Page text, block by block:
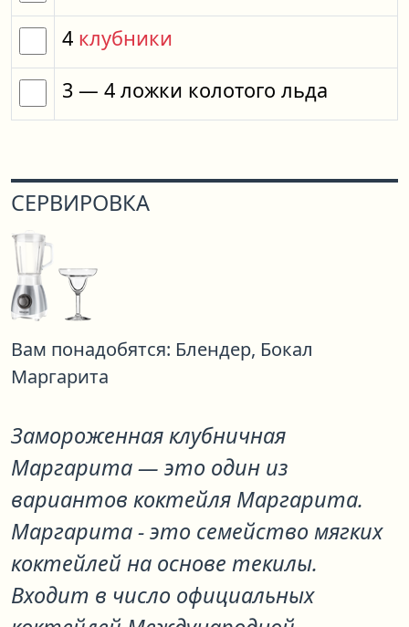
4 клубники
3 — 4 ложки колотого льда
СЕРВИРОВКА
Вам понадобятся: Блендер, Бокал
Маргарита
Замороженная клубничная
Маргарита— это один из
вариантов коктейля Маргарита.
Маргарита - это семейство мягких
коктейлей на основе текилы.
Входит в число официальных